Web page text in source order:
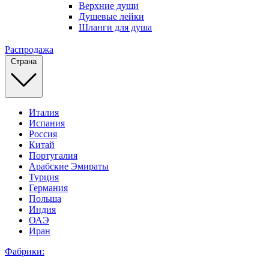
Верхние души
Душевые лейки
Шланги для душа
Распродажа
Страна
Италия
Испания
Россия
Китай
Португалия
Арабские Эмираты
Турция
Германия
Польша
Индия
ОАЭ
Иран
Фабрики: